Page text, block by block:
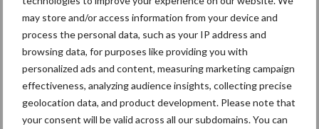
may store and/or access information from your device and
process the personal data, such as your IP address and
browsing data, for purposes like providing you with
personalized ads and content, measuring marketing campaign
effectiveness, analyzing audience insights, collecting precise
geolocation data, and product development. Please note that
your consent will be valid across all our subdomains. You can
Toon meer